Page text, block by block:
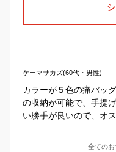
ケーマサカズ(60代・男性)
カラーが５色の痛バッ
の収納が可能で、手提
い勝手が良いので、オス
全てのお